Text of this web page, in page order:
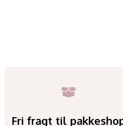
Fri fragt til